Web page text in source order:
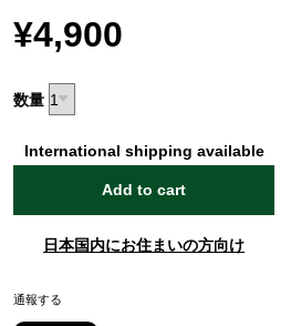
¥4,900
数量
International shipping available
Add to cart
日本国内にお住まいの方向け
通報する